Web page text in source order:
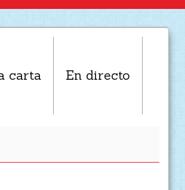
carta En directo